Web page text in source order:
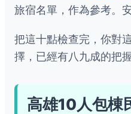
旅宿名單，作為參考。
把這十點檢查完，你對
擇，已經有八九成的把握
高雄10人包棟